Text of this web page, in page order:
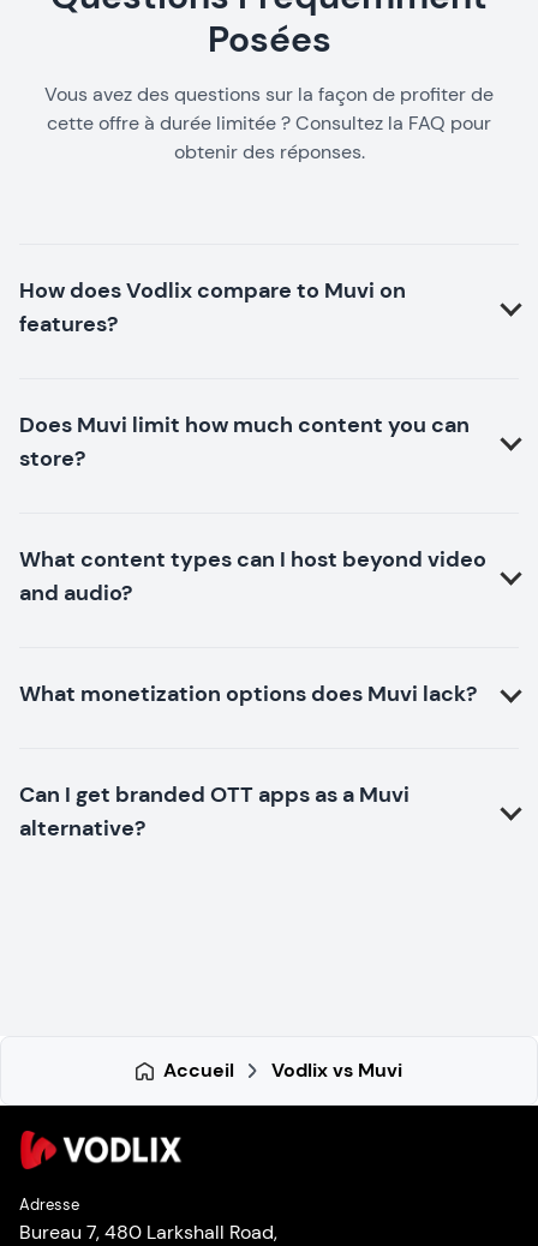
Posées
Vous avez des questions sur la façon de profiter de
cette offre à durée limitée ? Consultez la FAQ pour
obtenir des réponses.
How does Vodlix compare to Muvi on
features?
Does Muvi limit how much content you can
store?
What content types can I host beyond video
and audio?
What monetization options does Muvi lack?
Can I get branded OTT apps as a Muvi
alternative?
Accueil Vodlix vs Muvi
Adresse
Bureau 7, 480 Larkshall Road,